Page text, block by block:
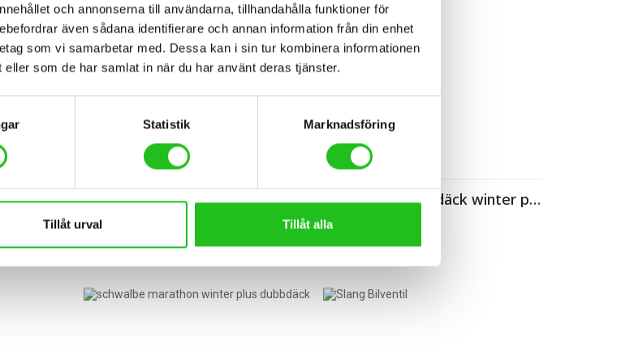
och annonserna till användarna, tillhandahålla funktioner för
även sådana identifierare och annan information från din enhet
som vi samarbetar med. Dessa kan i sin tur kombinera informationen
som de har samlat in när du har använt deras tjänster.
Statistik Marknadsföring
Tillåt urval Tillåt alla
Racer Slang 80mm ventil 20-62225-630
Cykeltillbehör
Schwalbe dubbdäck winter
499,00
Däck och slang
Schwalbe dubbdäck winter plus
799,00